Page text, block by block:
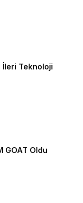
İleri Teknoloji
GOAT Oldu